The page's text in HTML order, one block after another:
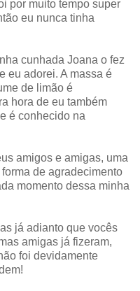
por muito tempo super
eu nunca tinha
cunhada Joana o fez
eu adorei. A massa é
de limão é
hora de eu também
é conhecido na
amigos e amigas, uma
de agradecimento
momento dessa minha
já adianto que vocês
amigas já fizeram,
foi devidamente